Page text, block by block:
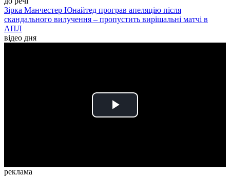
Зірка Манчестер Юнайтед програв апеляцію після
скандального вилучення – пропустить вирішальні матчі в
АПЛ
відео дня
Play
реклама